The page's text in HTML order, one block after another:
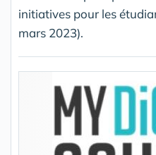
initiatives pour les
mars 2023).